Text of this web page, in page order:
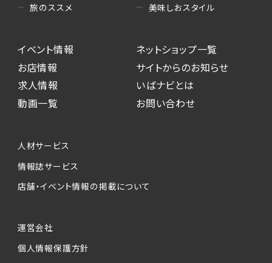
旅のススメ
美味しおスタイル
イベント情報
お店情報
求人情報
動画一覧
ネットショップ一覧
サイトからのお知らせ
いばナビとは
お問い合わせ
人材サービス
情報誌サービス
店舗・イベント情報の掲載について
運営会社
個人情報保護方針